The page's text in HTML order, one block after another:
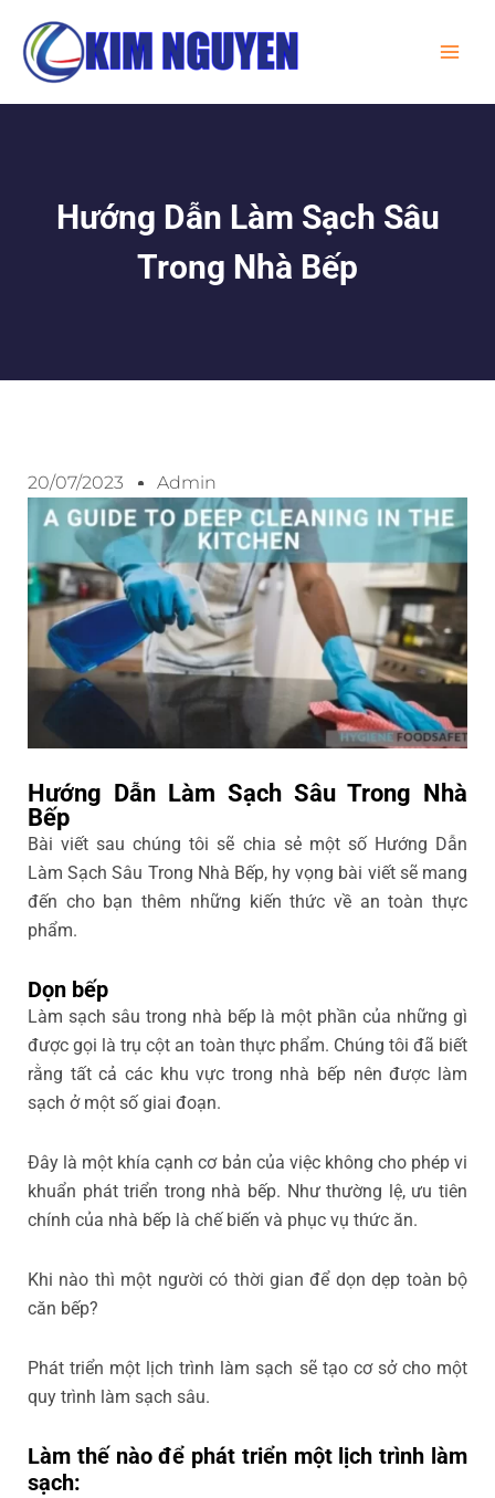
content
Hướng Dẫn Làm Sạch Sâu
Trong Nhà Bếp
20/07/2023 Admin
Hướng Dẫn Làm Sạch Sâu Trong Nhà
Bếp
Bài viết sau chúng tôi sẽ chia sẻ một số Hướng Dẫn
Làm Sạch Sâu Trong Nhà Bếp, hy vọng bài viết sẽ mang
đến cho bạn thêm những kiến thức về an toàn thực
phẩm.
Dọn bếp
Làm sạch sâu trong nhà bếp là một phần của những gì
được gọi là trụ cột an toàn thực phẩm. Chúng tôi đã biết
rằng tất cả các khu vực trong nhà bếp nên được làm
sạch ở một số giai đoạn.
Đây là một khía cạnh cơ bản của việc không cho phép vi
khuẩn phát triển trong nhà bếp. Như thường lệ, ưu tiên
chính của nhà bếp là chế biến và phục vụ thức ăn.
Khi nào thì một người có thời gian để dọn dẹp toàn bộ
căn bếp?
Phát triển một lịch trình làm sạch sẽ tạo cơ sở cho một
quy trình làm sạch sâu.
Làm thế nào để phát triển một lịch trình làm
sạch: